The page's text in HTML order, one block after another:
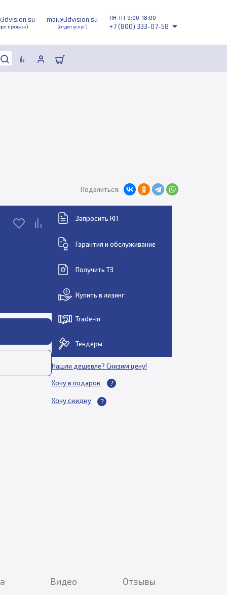
продаж)
mail@3dvision.su
(отдел услуг)
ПН-ПТ 9:00-18:00
+7 (800) 333-07-58
Поделиться:
Запросить КП
Гарантия и обслуживание
Получить ТЗ
Купить в лизинг
Trade-in
Тендеры
Нашли дешевле? Снизим цену!
Хочу в подарок
Хочу скидку
Видео Отзывы